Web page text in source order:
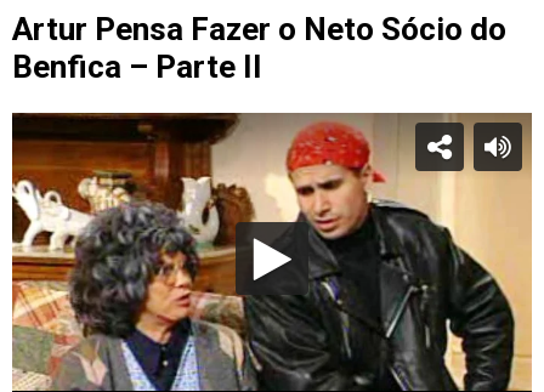
Artur Pensa Fazer o Neto Sócio do
Benfica – Parte II